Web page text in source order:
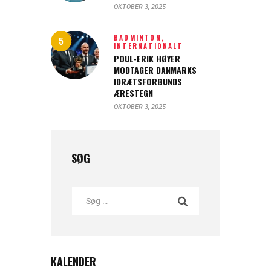
OKTOBER 3, 2025
BADMINTON,
INTERNATIONALT
POUL-ERIK HØYER
MODTAGER DANMARKS
IDRÆTSFORBUNDS
ÆRESTEGN
OKTOBER 3, 2025
SØG
KALENDER